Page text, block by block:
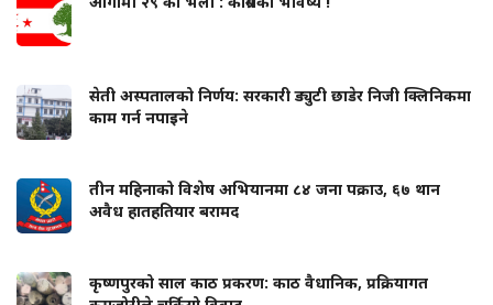
सेती अस्पतालको निर्णय: सरकारी ड्युटी छाडेर निजी क्लिनिकमा
काम गर्न नपाइने
तीन महिनाको विशेष अभियानमा ८४ जना पक्राउ, ६७ थान
अवैध हातहतियार बरामद
कृष्णपुरको साल काठ प्रकरण: काठ वैधानिक, प्रक्रियागत